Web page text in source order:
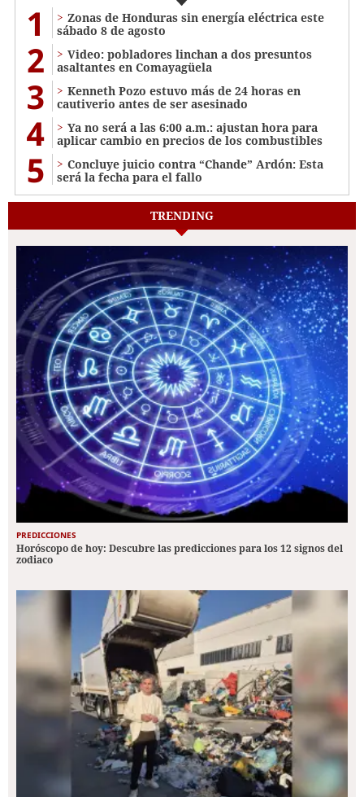
1
Zonas de Honduras sin energía eléctrica este
sábado 8 de agosto
2
Video: pobladores linchan a dos presuntos
asaltantes en Comayagüela
3
Kenneth Pozo estuvo más de 24 horas en
cautiverio antes de ser asesinado
4
Ya no será a las 6:00 a.m.: ajustan hora para
aplicar cambio en precios de los combustibles
5
Concluye juicio contra “Chande” Ardón: Esta
será la fecha para el fallo
TRENDING
PREDICCIONES
Horóscopo de hoy: Descubre las predicciones para los 12 signos del
zodiaco